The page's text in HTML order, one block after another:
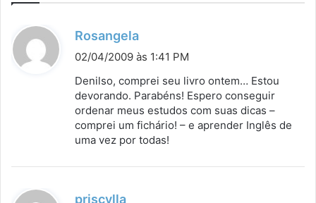
Rosangela
i
s
e
:
02/04/2009 às 1:41 PM
Denilso, comprei seu livro ontem… Estou
devorando. Parabéns! Espero conseguir
ordenar meus estudos com suas dicas –
comprei um fichário! – e aprender Inglês de
uma vez por todas!
priscylla